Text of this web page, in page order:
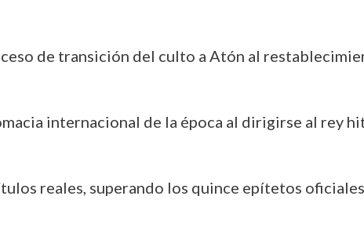
de transición del culto a Atón al
internacional de la época al dirigirse al rey
reales, superando los quince epítetos